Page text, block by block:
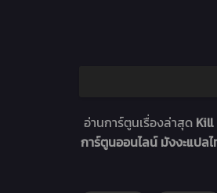
อ่านการ์ตูนเรื่องล่าสุด
การ์ตูนออนไลน์ มังงะแปล